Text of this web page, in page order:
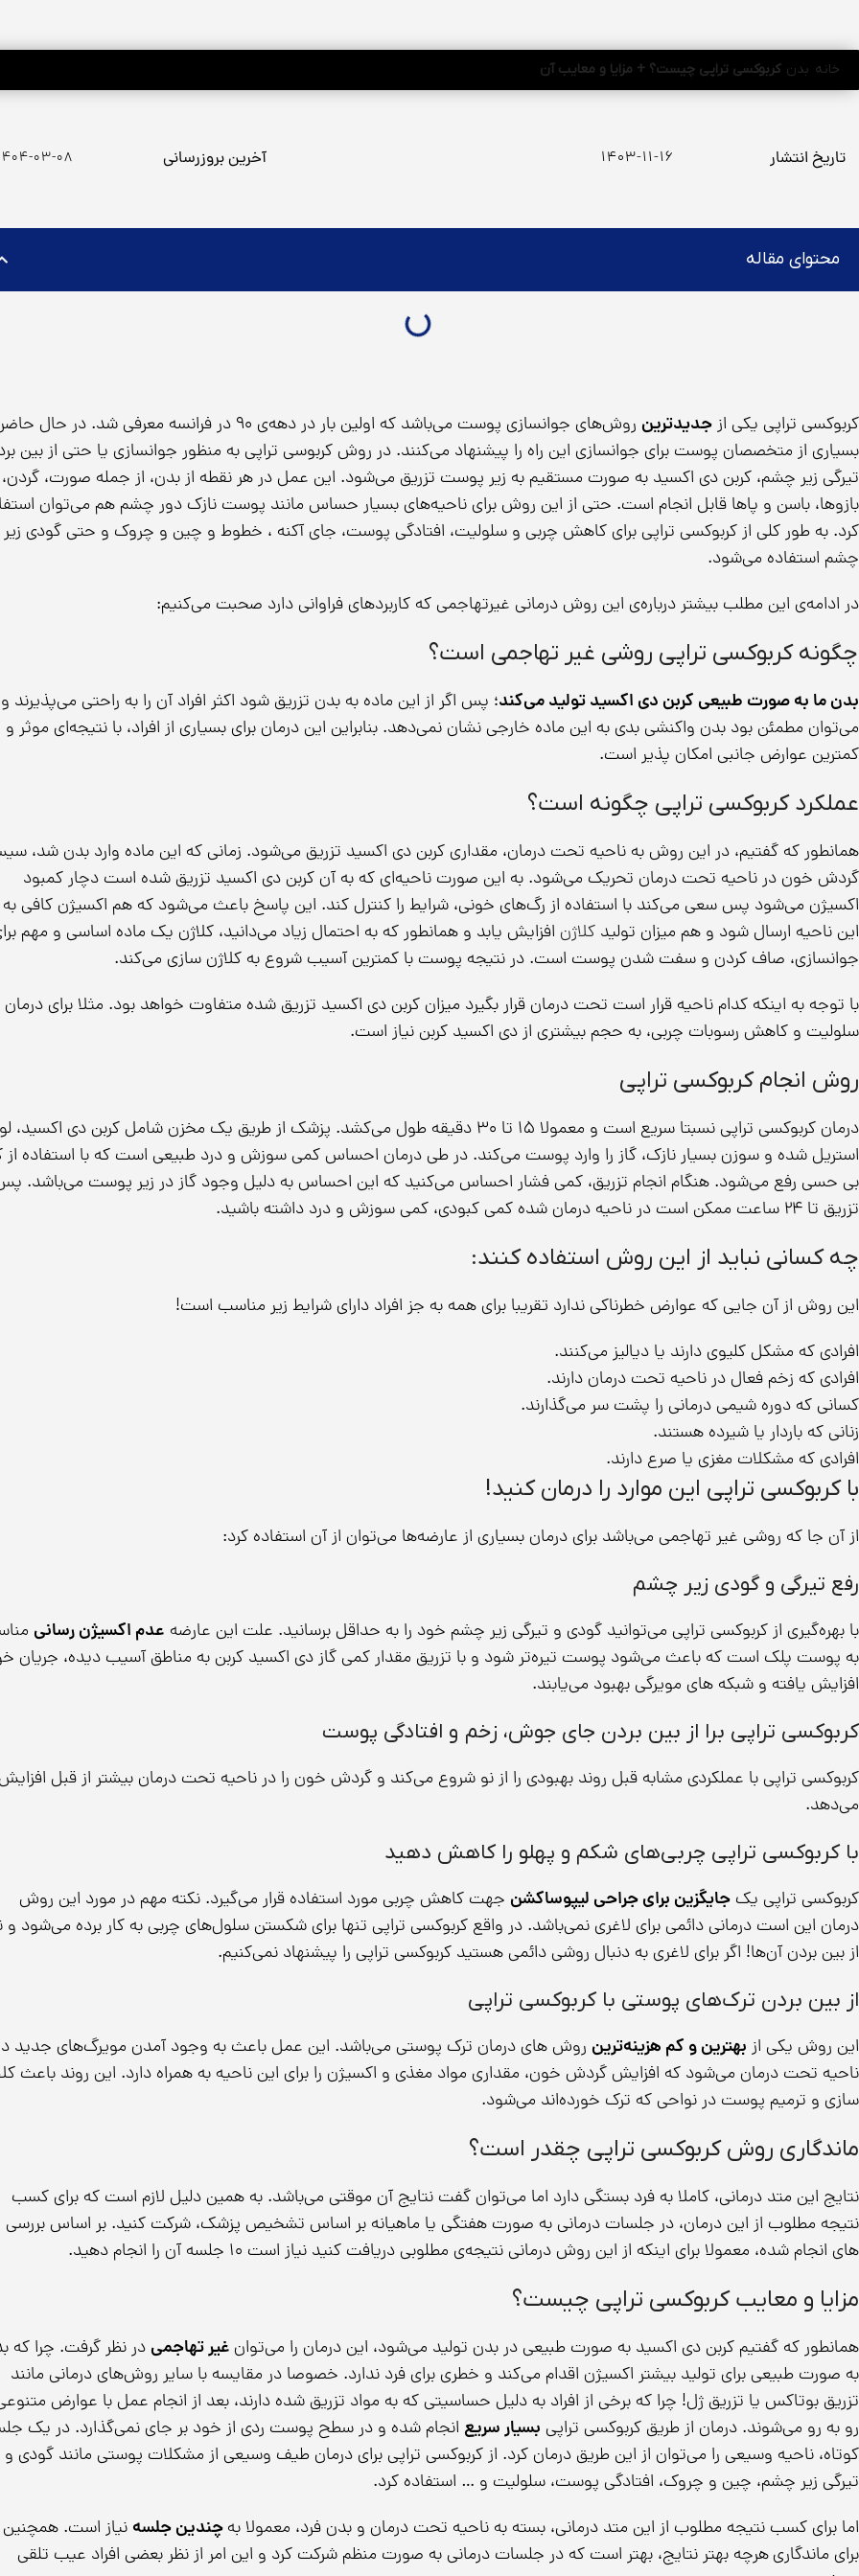
خانه بدن کربوکسی تراپی چیست؟ + مزایا و معایب آن
تاریخ انتشار ۱۴۰۳-۱۱-۱۶ آخرین بروزرسانی ۱۴۰۴-۰۳-
محتوای مقاله
کربوکسی تراپی یکی ازجدیدترین
روش‌های جوانسازی پوست می‌باشد که اولین بار در دهه‌ی ۹۰ در فرانسه معرفی شد. در حال حاضر
بسیاری از متخصصان پوست برای جوانسازی این راه را پیشنهاد می‌کنند. در روش کربوسی‌ تراپی به منظور جوانسازی یا حتی از بین
تیرگی زیر چشم، کربن دی اکسید به صورت مستقیم به زیر پوست تزریق می‌شود. این عمل در هر نقطه از بدن، از جمله صورت، گردن،
بازوها، باسن و پاها قابل انجام است. حتی از این روش برای ناحیه‌های بسیار حساس مانند پوست نازک دور چشم هم می‌توان
کرد. به طور کلی از کربوکسی تراپی برای کاهش چربی و سلولیت، افتادگی پوست، جای آکنه ، خطوط و چین و چروک و حتی گودی زیر
چشم استفاده می‌شود.
در ادامه‌ی این مطلب بیشتر درباره‌ی این روش درمانی غیرتهاجمی که کاربردهای فراوانی دارد صحبت می‌کنیم:
چگونه کربوکسی تراپی روشی غیر تهاجمی است؟
بدن ما به صورت طبیعی کربن دی اکسید تولید می‌کند؛ پس اگر از این ماده به بدن تزریق شود اکثر افراد آن را به راحتی می‌پذیرند و
می‌توان مطمئن بود بدن واکنشی بدی به این ماده خارجی نشان نمی‌دهد. بنابراین این درمان برای بسیاری از افراد، با نتیجه‌ای موثر و
کمترین عوارض جانبی امکان پذیر است.
عملکرد کربوکسی تراپی چگونه است؟
همانطور که گفتیم، در این روش به ناحیه تحت درمان، مقداری کربن دی اکسید تزریق می‌شود. زمانی که این ماده وارد بدن شد،
گردش خون در ناحیه تحت درمان تحریک می‌شود. به این صورت ناحیه‌ای که به آن کربن دی اکسید تزریق شده است دچار کمبود
اکسیژن می‌شود پس سعی می‌کند با استفاده از رگ‌های خونی، شرایط را کنترل کند. این پاسخ باعث می‌شود که هم اکسیژن کافی به
این ناحیه ارسال شود و هم میزان تولید کلاژن افزایش یابد و همانطور که به احتمال زیاد می‌دانید، کلاژن یک ماده اساسی و مهم
جوانسازی، صاف کردن و سفت شدن پوست است. در نتیجه پوست با کمترین آسیب شروع به کلاژن سازی می‌کند.
با توجه به اینکه کدام ناحیه قرار است تحت درمان قرار بگیرد میزان کربن دی اکسید تزریق شده متفاوت خواهد بود. مثلا برای درمان
سلولیت و کاهش رسوبات چربی، به حجم بیشتری از دی اکسید کربن نیاز است.
روش انجام کربوکسی تراپی
درمان کربوکسی تراپی نسبتا سریع است و معمولا ۱۵ تا ۳۰ دقیقه طول می‌کشد. پزشک از طریق یک مخزن شامل کربن دی اکسید،
استریل شده و سوزن بسیار نازک، گاز را وارد پوست می‌کند. در طی درمان احساس کمی سوزش و درد طبیعی است که با استفاده از
بی حسی رفع می‌شود. هنگام انجام تزریق، کمی فشار احساس می‌کنید که این احساس به دلیل وجود گاز در زیر پوست می‌باشد.
تزریق تا ۲۴ ساعت ممکن است در ناحیه درمان شده کمی کبودی، کمی سوزش و درد داشته باشید.
چه کسانی نباید از این روش استفاده کنند:
این روش از آن جایی که عوارض خطرناکی ندارد تقریبا برای همه‌ به جز افراد دارای شرایط زیر مناسب است!
افرادی که مشکل کلیوی دارند یا دیالیز می‌کنند.
افرادی که زخم فعال در ناحیه تحت درمان دارند.
کسانی که دوره شیمی درمانی را پشت سر می‌گذارند.
زنانی که باردار یا شیرده هستند.
افرادی که مشکلات مغزی یا صرع دارند.
با کربوکسی تراپی این موارد را درمان کنید!
از آن جا که روشی غیر تهاجمی می‌باشد برای درمان بسیاری از عارضه‌ها می‌توان از آن استفاده کرد:
رفع تیرگی و گودی زیر چشم
با بهره‌گیری از کربوکسی تراپی می‌توانید گودی و تیرگی زیر چشم خود را به حداقل برسانید. علت این عارضه عدم اکسیژن رسانی
به پوست پلک است که باعث می‌شود پوست تیره‌تر شود و با تزریق مقدار کمی گاز دی اکسید کربن به مناطق آسیب دیده، جریان
افزایش یافته و شبکه های مویرگی بهبود می‌یابند.
کربوکسی تراپی برا از بین بردن جای جوش، زخم و افتادگی پوست
کربوکسی تراپی با عملکردی مشابه قبل روند بهبودی را از نو شروع می‌کند و گردش خون را در ناحیه تحت درمان بیشتر از قبل
می‌دهد.
با کربوکسی تراپی چربی‌های شکم و پهلو را کاهش دهید
کربوکسی تراپی یک جایگزین برای جراحی لیپوساکشن جهت کاهش چربی مورد استفاده قرار می‌گیرد. نکته مهم در مورد این روش
درمان این است درمانی دائمی برای لاغری نمی‌باشد. در واقع کربوکسی تراپی تنها برای شکستن سلول‌های چربی به کار برده می‌شود و
از بین بردن آن‌ها! اگر برای لاغری به دنبال روشی دائمی هستید کربوکسی تراپی را پیشنهاد نمی‌کنیم.
از بین بردن ترک‌های پوستی با کربوکسی تراپی
این روش یکی از بهترین و کم هزینه‌ترین روش های درمان ترک پوستی می‌باشد. این عمل باعث به وجود آمدن مویرگ‌های جدید
ناحیه تحت درمان می‌شود که افزایش گردش خون، مقداری مواد مغذی و اکسیژن را برای این ناحیه به همراه دارد. این روند باعث
سازی و ترمیم پوست در نواحی که ترک خورده‌اند می‌شود.
ماندگاری روش کربوکسی تراپی چقدر است؟
نتایج این متد درمانی، کاملا به فرد بستگی دارد اما می‌توان گفت نتایج آن موقتی می‌باشد. به همین دلیل لازم است که برای کسب
نتیجه مطلوب از این درمان، در جلسات درمانی به صورت هفتگی یا ماهیانه بر اساس تشخیص پزشک، شرکت کنید. بر اساس بررسی
های انجام شده، معمولا برای اینکه از این روش درمانی نتیجه‌ی مطلوبی دریافت کنید نیاز است ۱۰ جلسه آن را انجام دهید.
مزایا و معایب کربوکسی تراپی چیست؟
همانطور که گفتیم کربن دی اکسید به صورت طبیعی در بدن تولید می‌شود، این درمان را می‌توان غیر تهاجمی در نظر گرفت. چرا که
به صورت طبیعی برای تولید بیشتر اکسیژن اقدام می‌کند و خطری برای فرد ندارد. خصوصا در مقایسه با سایر روش‌های درمانی مانند
تزریق بوتاکس یا تزریق ژل! چرا که برخی از افراد به دلیل حساسیتی که به مواد تزریق شده دارند، بعد از انجام عمل با عوارض
رو به رو می‌شوند. درمان از طریق کربوکسی تراپی بسیار سریع انجام شده و در سطح پوست ردی از خود بر جای نمی‌گذارد. در یک
کوتاه، ناحیه وسیعی را می‌توان از این طریق درمان کرد. از کربوکسی تراپی برای درمان طیف وسیعی از مشکلات پوستی مانند گودی و
تیرگی زیر چشم، چین و چروک، افتادگی پوست، سلولیت و … استفاده کرد.
اما برای کسب نتیجه مطلوب از این متد درمانی، بسته به ناحیه تحت درمان و بدن فرد، معمولا بهچندین جلسه نیاز است. همچنین
برای ماندگاریهرچه بهتر نتایج، بهتر است که در جلسات درمانی به صورت منظم شرکت کرد و این امر از نظر بعضی افراد عیب تلقی